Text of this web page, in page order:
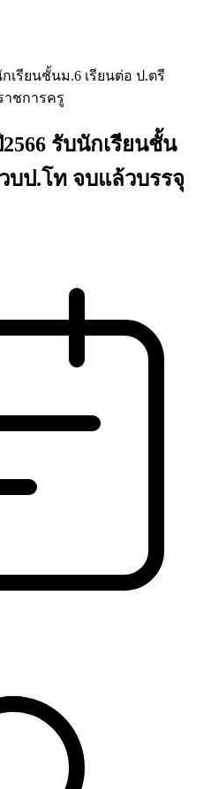
เรียนชั้นม.6 เรียนต่อ ป.ตรี
าชการครู
รับนักเรียนชั้น
บป.โท จบแล้วบรรจุ